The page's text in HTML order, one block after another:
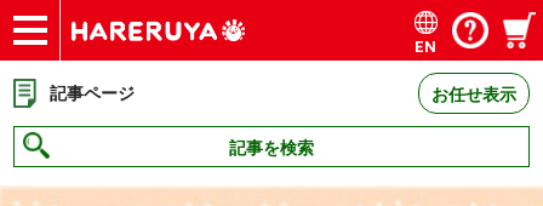
ショップ
買取
記事
デッキ検索
デッキ構築
選手一覧
店舗一覧
イベント
お問い合わせ
EN
記事ページ お任せ表示
記事を検索